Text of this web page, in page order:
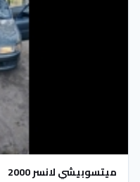
ميتسوبيشي لانسر 2000